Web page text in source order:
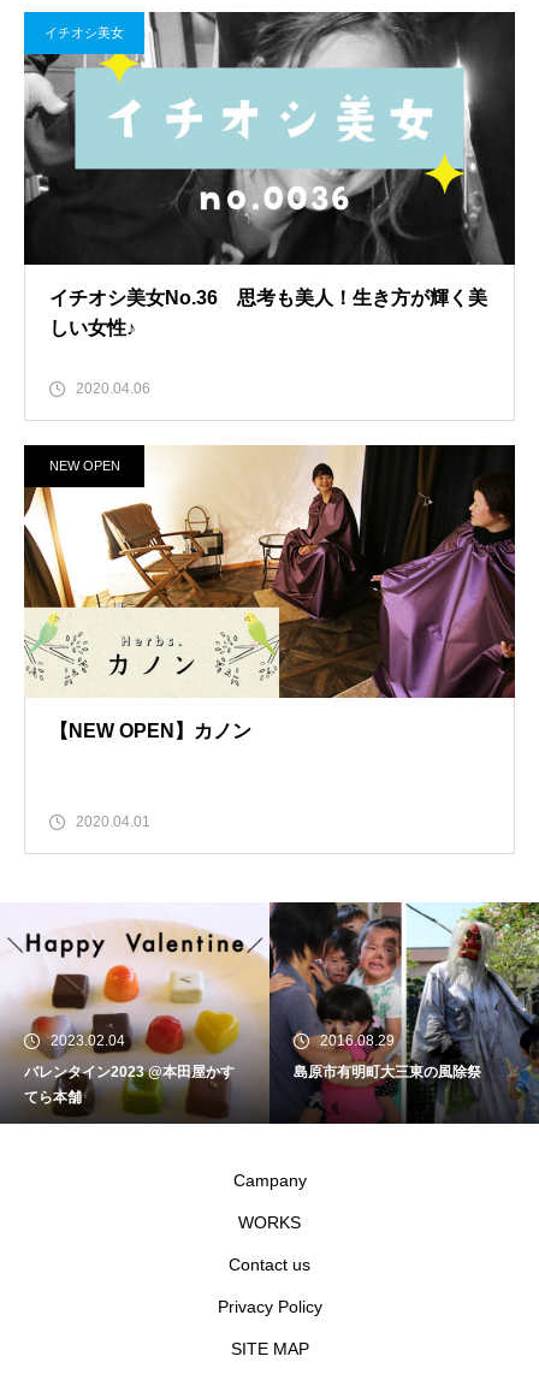
イチオシ美女
イチオシ美女No.36 思考も美人！生き方が輝く美
しい女性♪
2020.04.06
NEW OPEN
【NEW OPEN】カノン
2020.04.01
2016.08.29
島原市有明町大三東の風除祭
2024.12.21
【NEW OPEN】Patisserie六三
Campany
WORKS
Contact us
Privacy Policy
SITE MAP